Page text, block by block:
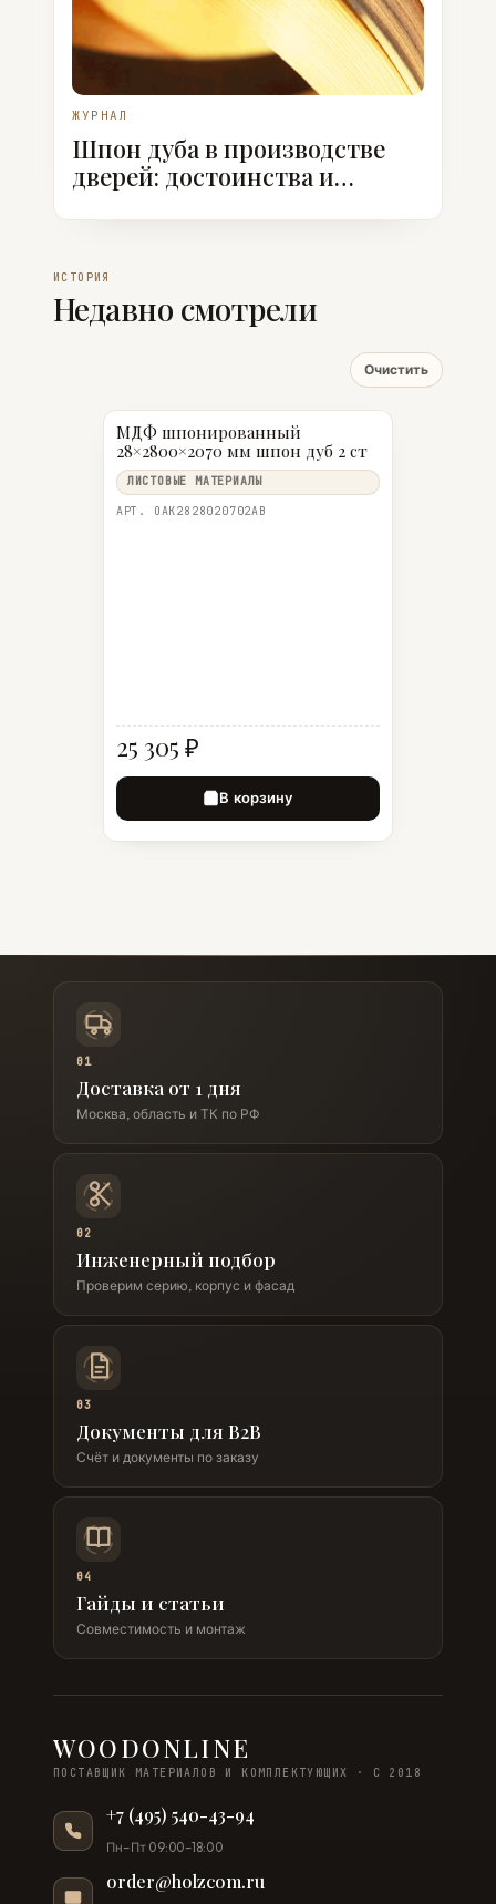
ЖУРНАЛ
Шпон дуба в производстве
дверей: достоинства и
ИСТОРИЯ
Недавно смотрели
Очистить
МДФ шпонированный
28×2800×2070 мм шпон дуб 2 ст
ЛИСТОВЫЕ МАТЕРИАЛЫ
АРТ. OAK2828020702AB
25 305 ₽
В корзину
01
Доставка от 1 дня
Москва, область и ТК по РФ
02
Инженерный подбор
Проверим серию, корпус и фасад
03
Документы для B2B
Счёт и документы по заказу
04
Гайды и статьи
Совместимость и монтаж
WOODONLINE
ПОСТАВЩИК МАТЕРИАЛОВ И КОМПЛЕКТУЮЩИХ · С 2018
+7 (495) 540-43-94
Пн–Пт 09:00–18:00
order@holzcom.ru